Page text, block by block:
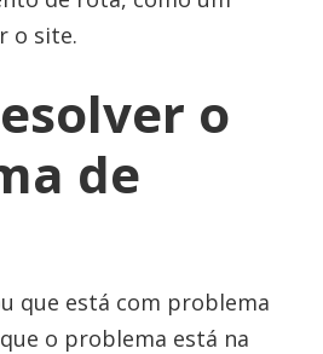
o site.
o
de
que está com problema
o problema está na